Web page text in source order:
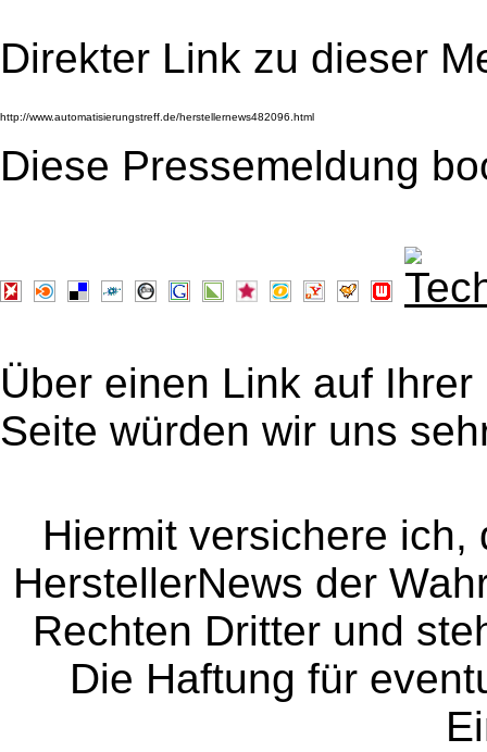
Direkter Link zu dieser
Diese Pressemeldung
Über einen Link auf
Seite würden wir uns
Hiermit versichere
HerstellerNews der
Rechten Dritter und
Die Haftung für